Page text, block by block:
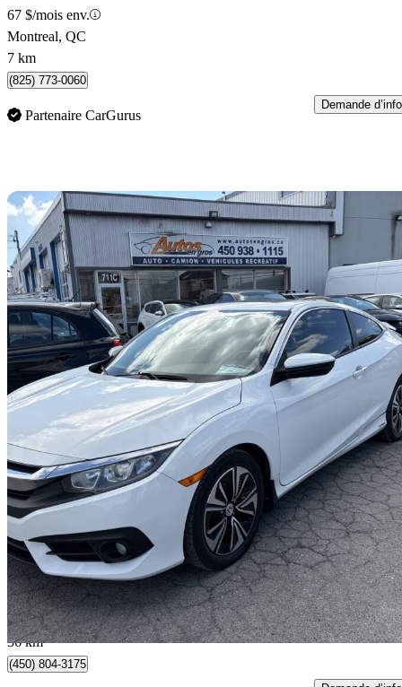
67 $/mois env.
Montreal, QC
7 km
(825) 773-0060
Partenaire CarGurus
Demande d’info
2018 Honda Civic Coupe
EX-T189 340 km
11 995 $ Bonne
211 $/mois env.
Saint-Sulpice, QC
36 km
(450) 804-3175